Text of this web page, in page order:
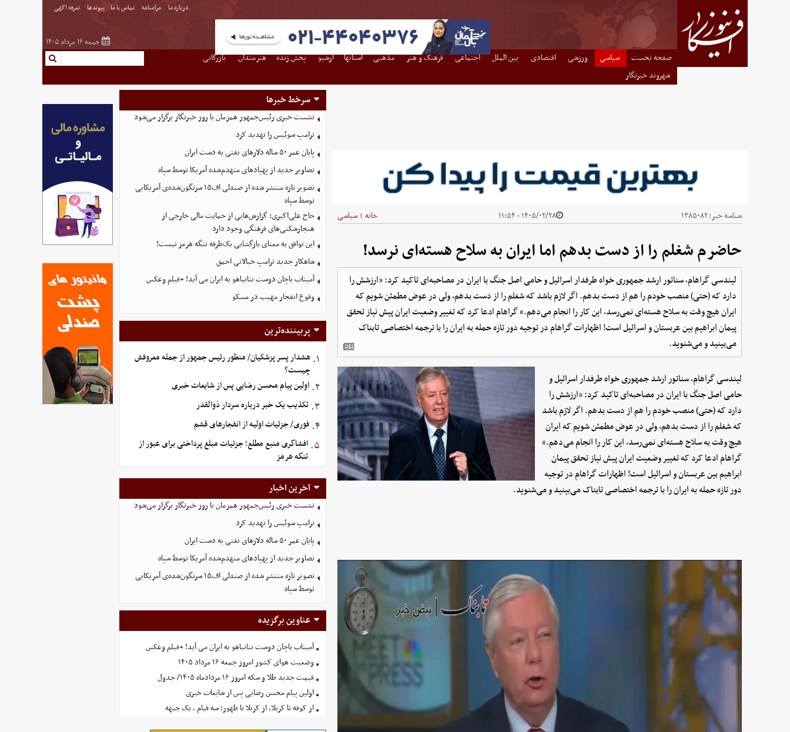
درباره ما مرامنامه تماس با ما پیوندها تعرفه اگهی
جمعه ۱۶ مرداد ۱۴۰۵
صفحه نخست سیاسی ورزشی اقتصادی بین الملل اجتماعی فرهنگ و هنر مذهبی استانها آرشیو پخش زنده هنرمندان
بازرگانی
شهروند خبرنگار
شناسه خبر:۱۳۸۵۰۸۲ ۱۴۰۵/۰۲/۲۸ - ۱۱:۵۴ خانه | سیاسی
حاضرم شغلم را از دست بدهم اما ایران به سلاح هسته‌ای نرسد!
لیندسی گراهام، سناتور ارشد جمهوری خواه طرفدار اسرائیل و حامی اصل جنگ با ایران در مصاحبه‌ای تاکید کرد: «ارزشش را
دارد که (حتی) منصب خودم را هم از دست بدهم. اگر لازم باشد که شغلم را از دست بدهم، ولی در عوض مطمئن شویم که
ایران هیچ وقت به سلاح هسته‌ای نمی‌رسد، این کار را انجام می‌دهم.» گراهام ادعا کرد که تغییر وضعیت ایران پیش نیاز تحقق
پیمان ابراهیم بین عربستان و اسرائیل است! اظهارات گراهام در توجیه دور تازه حمله به ایران را با ترجمه اختصاصی تابناک
می‌بینید و می‌شنوید.
لیندسی گراهام، سناتور ارشد جمهوری خواه طرفدار اسرائیل و
حامی اصل جنگ با ایران در مصاحبه‌ای تاکید کرد: «ارزشش را
دارد که (حتی) منصب خودم را هم از دست بدهم. اگر لازم باشد
که شغلم را از دست بدهم، ولی در عوض مطمئن شویم که ایران
هیچ وقت به سلاح هسته‌ای نمی‌رسد، این کار را انجام می‌دهم.»
گراهام ادعا کرد که تغییر وضعیت ایران پیش نیاز تحقق پیمان
ابراهیم بین عربستان و اسرائیل است! اظهارات گراهام در توجیه
دور تازه حمله به ایران را با ترجمه اختصاصی تابناک می‌بینید و می‌شنوید.
سرخط خبرها
نشست خبری رئیس‌جمهور همزمان با روز خبرنگار برگزار می‌شود
ترامپ سوئیس را تهدید کرد
پایان عمر ۵۰ ساله دلارهای نفتی به دست ایران
تصاویر جدید از پهپادهای منهدم‌شده آمریکا توسط سپاه
تصویر تازه منتشر شده از صندلی اف۱۵ سرنگون‌شده‌ی آمریکایی
توسط سپاه
حاج علی‌اکبری: گزارش‌هایی از حمایت مالی خارجی از
هنجارشکنی‌های فرهنگی وجود دارد
این توافق به معنای بازگشایی یک‌طرفه تنگه هرمز نیست!
شاهکار جدید ترامپ خیالاتی احمق
آمیتاب باچان دوست نتانیاهو به ایران می آید! +فیلم وعکس
وقوع انفجار مهیب در مسکو
پربیننده‌ترین
۱. هشدار پسر پزشکیان/ منظور رئیس جمهور از جمله معروفش
چیست؟
۲. اولین پیام محسن رضایی پس از شایعات خبری
۳. تکذیب یک خبر درباره سردار ذوالقدر
۴. فوری/ جزئیات اولیه از انفجارهای قشم
۵. افشاگری منبع مطلع؛ جزئیات مبلغ پرداختی برای عبور از
تنگه هرمز
آخرین اخبار
نشست خبری رئیس‌جمهور همزمان با روز خبرنگار برگزار می‌شود
ترامپ سوئیس را تهدید کرد
پایان عمر ۵۰ ساله دلارهای نفتی به دست ایران
تصاویر جدید از پهپادهای منهدم‌شده آمریکا توسط سپاه
تصویر تازه منتشر شده از صندلی اف۱۵ سرنگون‌شده‌ی آمریکایی
توسط سپاه
عناوین برگزیده
آمیتاب باچان دوست نتانیاهو به ایران می آید! +فیلم وعکس
وضعیت هوای کشور امروز جمعه ۱۶ مرداد ۱۴۰۵
قیمت جدید طلا و سکه امروز ۱۶ مردادماه ۱۴۰۵/ جدول
اولین پیام محسن رضایی پس از شایعات خبری
از کوفه تا کربلا، از کربلا تا ظهور؛ سه قیام ، یک جبهه